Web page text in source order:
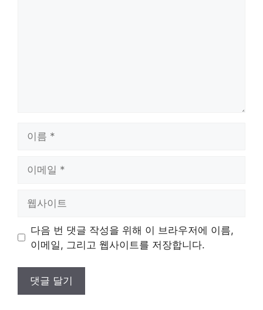
트
다음 번 댓글 작성을 위해 이 브라우저에 이름,
이메일, 그리고 웹사이트를 저장합니다.